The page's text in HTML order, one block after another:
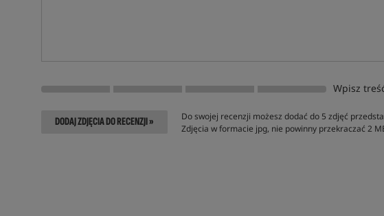
Wpisz
DODAJ ZDJĘCIA DO RECENZJI »
Do swojej recenzji możesz dodać do 5 zdjęć
Zdjęcia w formacie jpg, nie powinny przekraczać 2